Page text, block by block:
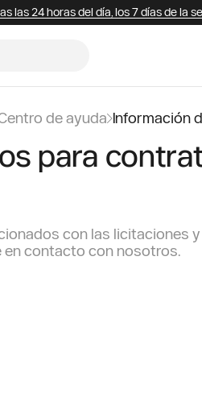
las 24 horas del día, los 7 días de la
de ayuda Información
para
con las licitaciones
en contacto con nosotros.